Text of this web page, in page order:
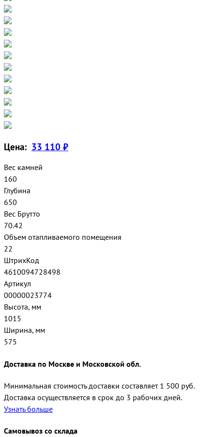
Цена: 33 110 ₽
Вес камней
160
Глубина
650
Вес Брутто
70.42
Объем отапливаемого помещения
22
ШтрихКод
4610094728498
Артикул
00000023774
Высота, мм
1015
Ширина, мм
575
Доставка по Москве и Московской обл.
Минимальная стоимость доставки составляет 1 500 руб.
Доставка осуществляется в срок до 3 рабочих дней.
Узнать больше
Самовывоз со склада